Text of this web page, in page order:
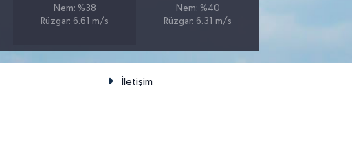
Nem: %38
Rüzgar: 6.61 m/s
Nem: %40
Rüzgar: 6.31 m/s
İletişim